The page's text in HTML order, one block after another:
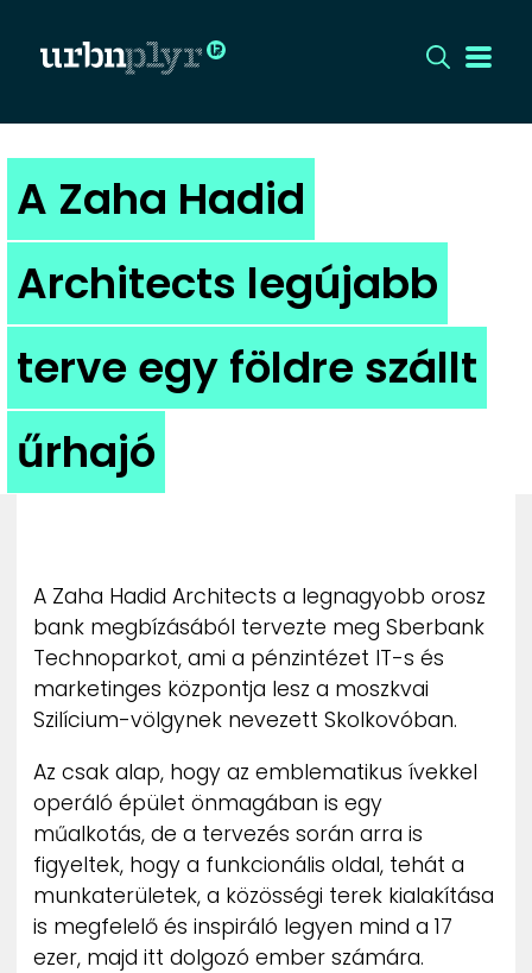
CÍMLAP
DIZÁJN
DIVAT
HIP
MÉDIAAJÁNLAT
IMPRESSZUM
PR-ARCHÍVUM
ADATKEZELÉSI TÁJÉKOZTATÓ
A Zaha Hadid
Architects legújabb
terve egy földre szállt
űrhajó
A Zaha Hadid Architects a legnagyobb orosz
bank megbízásából tervezte meg Sberbank
Technoparkot, ami a pénzintézet IT-s és
marketinges központja lesz a moszkvai
Szilícium-völgynek nevezett Skolkovóban.
Az csak alap, hogy az emblematikus ívekkel
operáló épület önmagában is egy
műalkotás, de a tervezés során arra is
figyeltek, hogy a funkcionális oldal, tehát a
munkaterületek, a közösségi terek kialakítása
is megfelelő és inspiráló legyen mind a 17
ezer, majd itt dolgozó ember számára.